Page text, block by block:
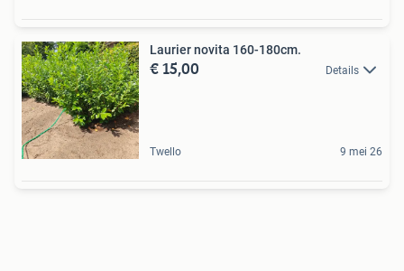
Laurier novita 160-180cm.
€ 15,00 Details
Twello 9 mei 26